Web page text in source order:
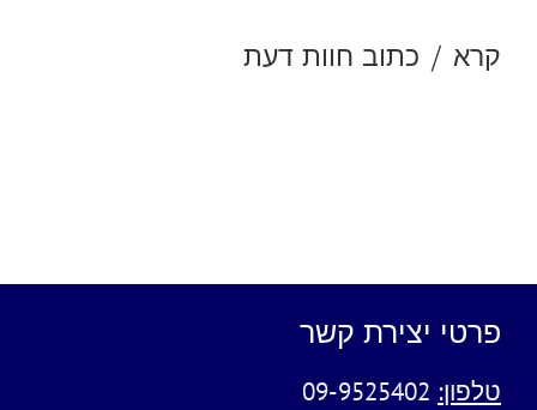
קרא / כתוב חוות דעת
פרטי יצירת קשר
טלפון: 09-9525402